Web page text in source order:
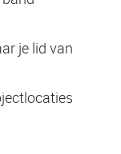
je lid van